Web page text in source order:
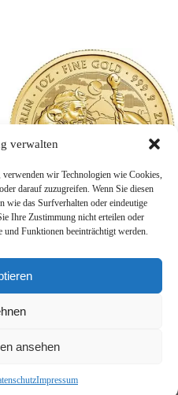
verwalten
wir Technologien wie Cookies,
darauf zuzugreifen. Wenn Sie diesen
wie das Surfverhalten oder eindeutige
Ihre Zustimmung nicht erteilen oder
Funktionen beeinträchtigt werden.
ansehen
Impressum
1 Unze Gold Myths and
Legends – Merlin 2023
3.884,31
AGB Impressum